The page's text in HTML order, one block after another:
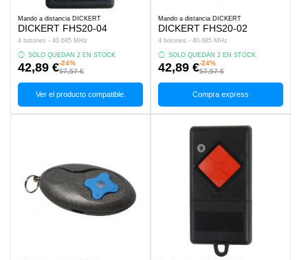
Mando a distancia DICKERT
DICKERT FHS20-04
4 botones - 40.685 MHz
SOLO QUEDAN 2 EN STOCK
42,89 €-24%
57,57 €
Ver el producto compatible.
Mando a distancia DICKERT
DICKERT FHS20-02
4 botones - 40.685 MHz
SOLO QUEDAN 2 EN STOCK
42,89 €-24%
57,57 €
Compra express